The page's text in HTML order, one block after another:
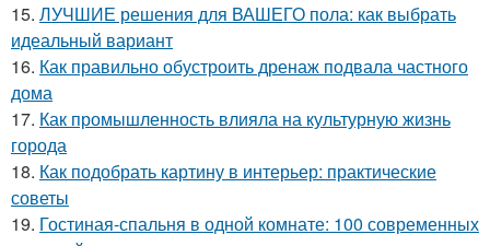
15. ЛУЧШИЕ решения для ВАШЕГО пола: как выбрать
идеальный вариант
16. Как правильно обустроить дренаж подвала частного
дома
17. Как промышленность влияла на культурную жизнь
города
18. Как подобрать картину в интерьер: практические
советы
19. Гостиная-спальня в одной комнате: 100 современных